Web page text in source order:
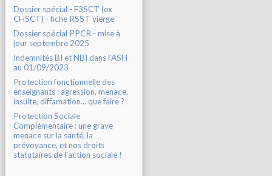
Dossier spécial - F3SCT (ex
CHSCT) - fiche RSST vierge
Dossier spécial PPCR - mise à
jour septembre 2025
Indemnités BI et NBI dans l'ASH
au 01/09/2023
Protection fonctionnelle des
enseignants : agression, menace,
insulte, diffamation... que faire ?
Protection Sociale
Complémentaire : une grave
menace sur la santé, la
prévoyance, et nos droits
statutaires de l'action sociale !